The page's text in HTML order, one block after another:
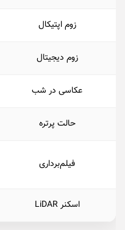
زوم اپتیکال
زوم دیجیتال
عکاسی در شب
حالت پرتره
فیلم‌برداری
اسکنر LiDAR